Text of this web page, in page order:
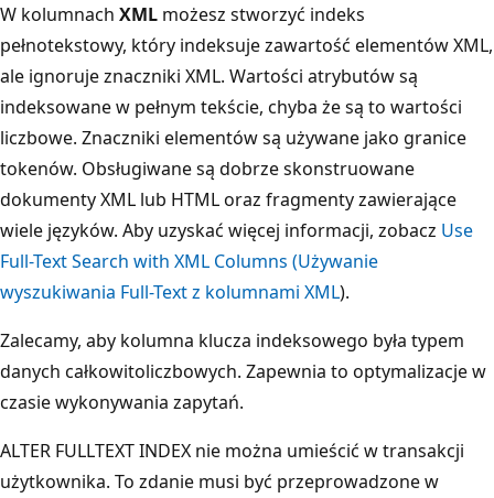
W kolumnach XML możesz stworzyć indeks
pełnotekstowy, który indeksuje zawartość elementów XML,
ale ignoruje znaczniki XML. Wartości atrybutów są
indeksowane w pełnym tekście, chyba że są to wartości
liczbowe. Znaczniki elementów są używane jako granice
tokenów. Obsługiwane są dobrze skonstruowane
dokumenty XML lub HTML oraz fragmenty zawierające
wiele języków. Aby uzyskać więcej informacji, zobacz Use
Full-Text Search with XML Columns (Używanie
wyszukiwania Full-Text z kolumnami XML).
Zalecamy, aby kolumna klucza indeksowego była typem
danych całkowitoliczbowych. Zapewnia to optymalizacje w
czasie wykonywania zapytań.
ALTER FULLTEXT INDEX nie można umieścić w transakcji
użytkownika. To zdanie musi być przeprowadzone w